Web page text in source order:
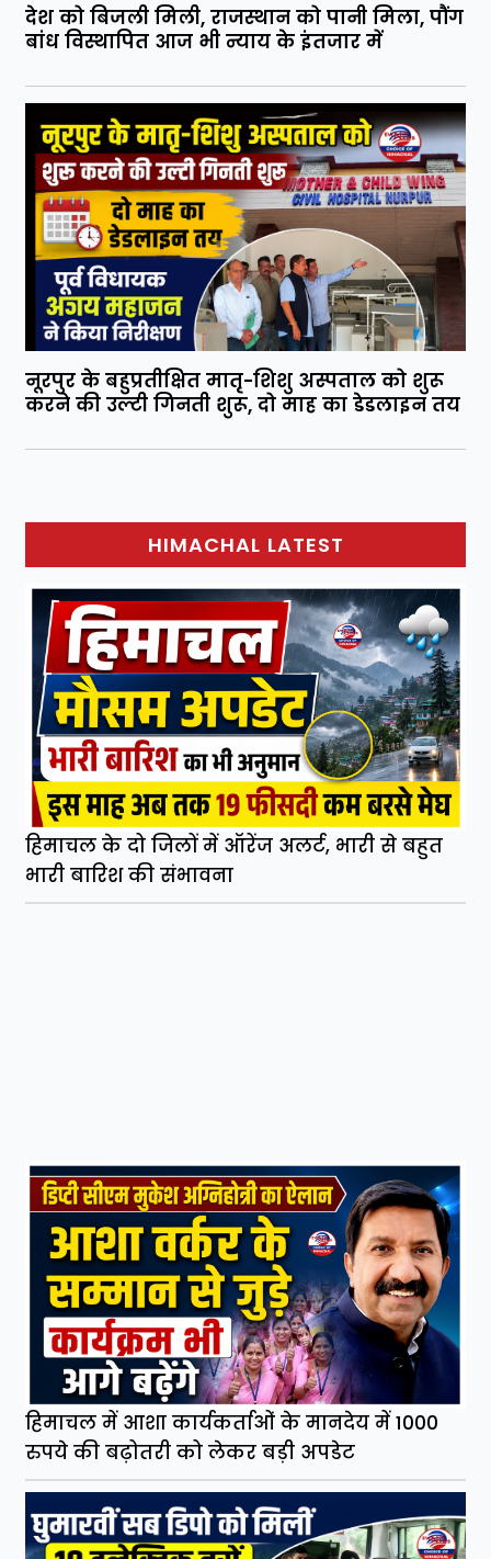
देश को बिजली मिली, राजस्थान को पानी मिला, पौंग
बांध विस्थापित आज भी न्याय के इंतजार में
नूरपुर के बहुप्रतीक्षित मातृ-शिशु अस्पताल को शुरू
करने की उल्टी गिनती शुरू, दो माह का डेडलाइन तय
HIMACHAL LATEST
हिमाचल के दो जिलों में ऑरेंज अलर्ट, भारी से बहुत
भारी बारिश की संभावना
हिमाचल में आशा कार्यकर्ताओं के मानदेय में 1000
रुपये की बढ़ोतरी को लेकर बड़ी अपडेट